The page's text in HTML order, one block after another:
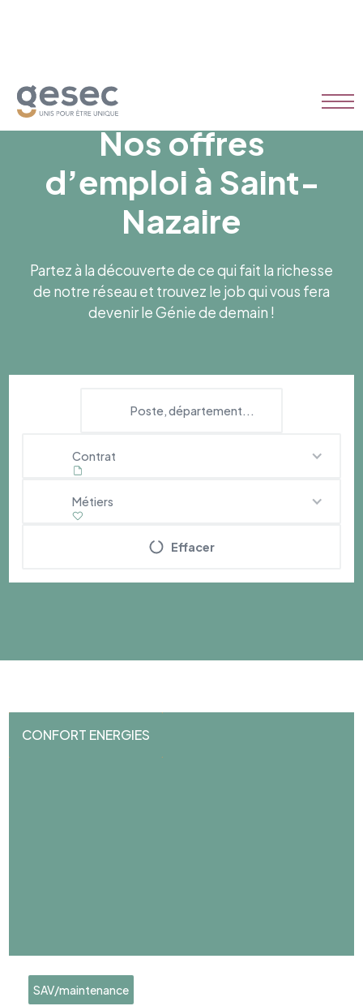
Nos offres
d’emploi à Saint-
Nazaire
Partez à la découverte de ce qui fait la richesse
de notre réseau et trouvez le job qui vous fera
devenir le Génie de demain !
Contrat
Métiers
Effacer
CONFORT ENERGIES
SAV/maintenance